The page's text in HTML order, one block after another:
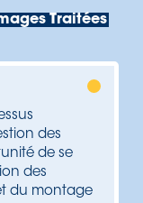
Traitées
des
de se
des
du montage